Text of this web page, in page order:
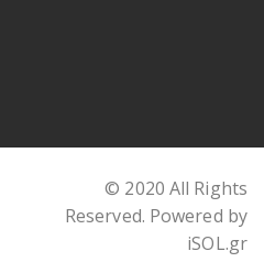
© 2020 All Rights
Reserved. Powered by
iSOL.gr